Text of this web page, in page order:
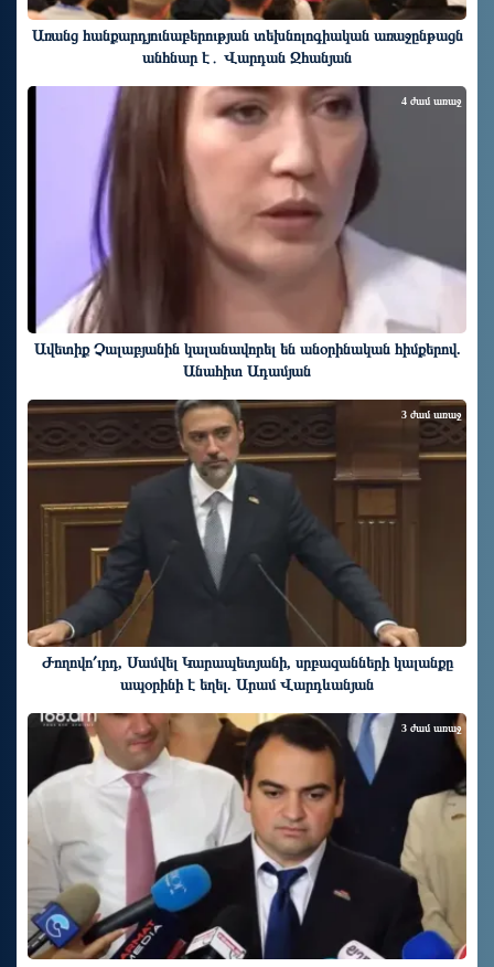
Առանց հանքարդյունաբերության տեխնոլոգիական առաջընթացն
անհնար է․ Վարդան Ջհանյան
Ավետիք Չալաբյանին կալանավորել են անօրինական հիմքերով.
Անահիտ Ադամյան
4 ժամ առաջ
Ժողովո՛ւրդ, Սամվել Կարապետյանի, սրբազանների կալանքը
ապօրինի է եղել. Արամ Վարդևանյան
3 ժամ առաջ
3 ժամ առաջ